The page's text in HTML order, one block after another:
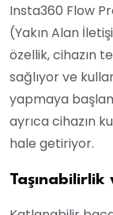
Insta360 Flow
(Yakın Alan
özellik, cihazın
sağlıyor ve
yapmaya
ayrıca cihazın
hale getiriyor.
Taşınabilirlik